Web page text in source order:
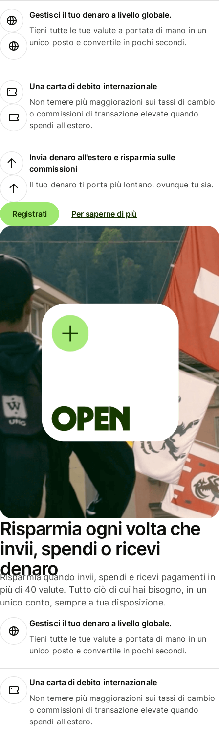
Gestisci il tuo denaro a livello globale.
Tieni tutte le tue valute a portata di mano in un
unico posto e convertile in pochi secondi.
Una carta di debito internazionale
Non temere più maggiorazioni sui tassi di cambio
o commissioni di transazione elevate quando
spendi all'estero.
Invia denaro all'estero e risparmia sulle
commissioni
Il tuo denaro ti porta più lontano, ovunque tu sia.
Registrati Per saperne di più
Risparmia ogni volta che
invii, spendi o ricevi
denaro
Risparmia quando invii, spendi e ricevi pagamenti in
più di 40 valute. Tutto ciò di cui hai bisogno, in un
unico conto, sempre a tua disposizione.
Gestisci il tuo denaro a livello globale.
Tieni tutte le tue valute a portata di mano in un
unico posto e convertile in pochi secondi.
Una carta di debito internazionale
Non temere più maggiorazioni sui tassi di cambio
o commissioni di transazione elevate quando
spendi all'estero.